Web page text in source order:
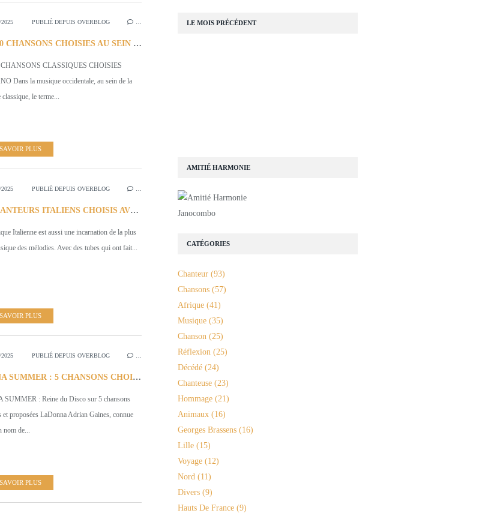
PUBLIÉ DEPUIS OVERBLOG
CES 10 CHANSONS CHOISIES AU SEIN DE LA MUSIQUE CLASSIQUE DESIGNEE SOPRANO
CHANSONS CLASSIQUES CHOISIES
Dans la musique occidentale, au sein de la
classique, le terme...
PLUS
PUBLIÉ DEPUIS OVERBLOG
10 CHANTEURS ITALIENS CHOISIS AVEC CHACUN 1 CHANSON ILLUSTRANT LA MELODIE
Italienne est aussi une incarnation de la plus
des mélodies. Avec des tubes qui ont fait...
PLUS
PUBLIÉ DEPUIS OVERBLOG
DONNA SUMMER : 5 CHANSONS CHOISIES DE LA REINE DU DISCO
SUMMER : Reine du Disco sur 5 chansons
et proposées LaDonna Adrian Gaines, connue
nom de...
PLUS
AMITIÉ HARMONIE
Janocombo
CATÉGORIES
Chanteur (93)
Chansons (57)
Afrique (41)
Musique (35)
Chanson (25)
Réflexion (25)
Décédé (24)
Chanteuse (23)
Hommage (21)
Animaux (16)
Georges Brassens (16)
Lille (15)
Voyage (12)
Nord (11)
Divers (9)
Hauts De France (9)
LE MOIS PRÉCÉDENT